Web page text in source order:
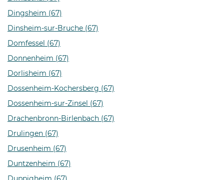
Dingsheim (67)
Dinsheim-sur-Bruche (67)
Domfessel (67)
Donnenheim (67)
Dorlisheim (67)
Dossenheim-Kochersberg (67)
Dossenheim-sur-Zinsel (67)
Drachenbronn-Birlenbach (67)
Drulingen (67)
Drusenheim (67)
Duntzenheim (67)